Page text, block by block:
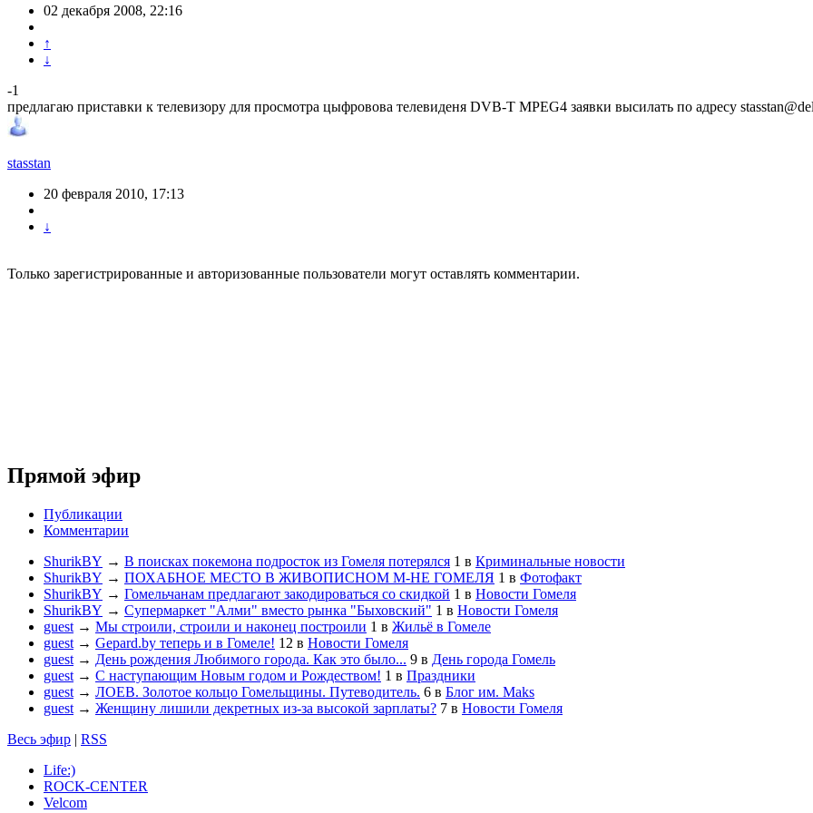
02 декабря 2008, 22:16
↑
↓
-1
предлагаю приставки к телевизору для просмотра цыфрoвова телевиденя DVB-T MPEG4 заявки высилать по адресу
stasstan
20 февраля 2010, 17:13
↓
Только зарегистрированные и авторизованные пользователи могут оставлять комментарии.
Прямой эфир
Публикации
Комментарии
ShurikBY → В поисках покемона подросток из Гомеля потерялся 1 в Криминальные новости
ShurikBY → ПОХАБНОЕ МЕСТО В ЖИВОПИСНОМ М-НЕ ГОМЕЛЯ 1 в Фотофакт
ShurikBY → Гомельчанам предлагают закодироваться со скидкой 1 в Новости Гомеля
ShurikBY → Супермаркет "Алми" вместо рынка "Быховский" 1 в Новости Гомеля
guest → Мы строили, строили и наконец построили 1 в Жильё в Гомеле
guest → Gepard.by теперь и в Гомеле! 12 в Новости Гомеля
guest → День рождения Любимого города. Как это было... 9 в День города Гомель
guest → С наступающим Новым годом и Рождеством! 1 в Праздники
guest → ЛОЕВ. Золотое кольцо Гомельщины. Путеводитель. 6 в Блог им. Maks
guest → Женщину лишили декретных из-за высокой зарплаты? 7 в Новости Гомеля
Весь эфир | RSS
Life:)
ROCK-CENTER
Velcom